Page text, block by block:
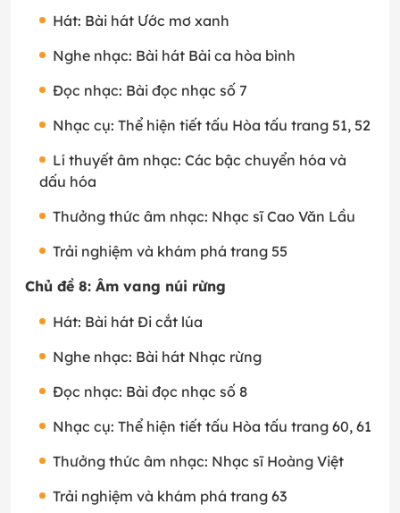
Hát: Bài hát Ước mơ xanh
Nghe nhạc: Bài hát Bài ca hòa bình
Đọc nhạc: Bài đọc nhạc số 7
Nhạc cụ: Thể hiện tiết tấu Hòa tấu trang 51, 52
Lí thuyết âm nhạc: Các bậc chuyển hóa và
dấu hóa
Thưởng thức âm nhạc: Nhạc sĩ Cao Văn Lầu
Trải nghiệm và khám phá trang 55
Chủ đề 8: Âm vang núi rừng
Hát: Bài hát Đi cắt lúa
Nghe nhạc: Bài hát Nhạc rừng
Đọc nhạc: Bài đọc nhạc số 8
Nhạc cụ: Thể hiện tiết tấu Hòa tấu trang 60, 61
Thưởng thức âm nhạc: Nhạc sĩ Hoàng Việt
Trải nghiệm và khám phá trang 63